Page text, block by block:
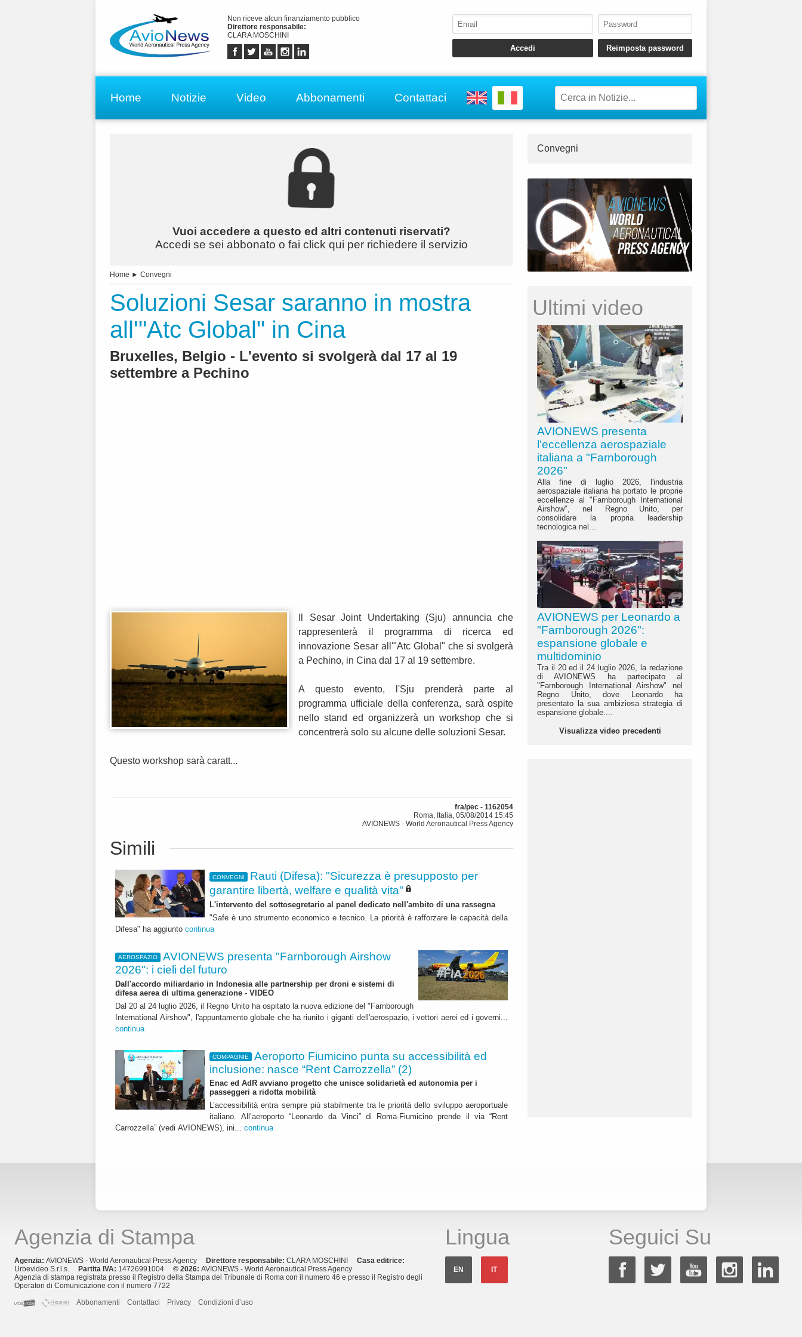
Non riceve alcun finanziamento pubblico
Direttore responsabile:
CLARA MOSCHINI
Home Notizie Video Abbonamenti Contattaci
Vuoi accedere a questo ed altri contenuti riservati?
Accedi se sei abbonato o fai click qui per richiedere il servizio
Home ► Convegni
Soluzioni Sesar saranno in mostra
all'"Atc Global" in Cina
Bruxelles, Belgio - L'evento si svolgerà dal 17 al 19
settembre a Pechino
Il Sesar Joint Undertaking (Sju) annuncia che
rappresenterà il programma di ricerca ed
innovazione Sesar all'"Atc Global" che si svolgerà
a Pechino, in Cina dal 17 al 19 settembre.
A questo evento, l'Sju prenderà parte al
programma ufficiale della conferenza, sarà ospite
nello stand ed organizzerà un workshop che si
concentrerà solo su alcune delle soluzioni Sesar.
Questo workshop sarà caratt...
fra/pec - 1162054
Roma, Italia, 05/08/2014 15:45
AVIONEWS - World Aeronautical Press Agency
Simili
CONVEGNI
Rauti (Difesa): "Sicurezza è presupposto per
garantire libertà, welfare e qualità vita"
L'intervento del sottosegretario al panel dedicato nell'ambito di una rassegna
"Safe è uno strumento economico e tecnico. La priorità è rafforzare le capacità della
Difesa" ha aggiunto continua
AEROSPAZIO
AVIONEWS presenta "Farnborough Airshow
2026": i cieli del futuro
Dall'accordo miliardario in Indonesia alle partnership per droni e sistemi di
difesa aerea di ultima generazione - VIDEO
Dal 20 al 24 luglio 2026, il Regno Unito ha ospitato la nuova edizione del "Farnborough
International Airshow", l'appuntamento globale che ha riunito i giganti dell'aerospazio, i vettori aerei ed i governi...
continua
COMPAGNIE
Aeroporto Fiumicino punta su accessibilità ed
inclusione: nasce “Rent Carrozzella” (2)
Enac ed AdR avviano progetto che unisce solidarietà ed autonomia per i
passeggeri a ridotta mobilità
L’accessibilità entra sempre più stabilmente tra le priorità dello sviluppo aeroportuale
italiano. All’aeroporto “Leonardo da Vinci” di Roma-Fiumicino prende il via “Rent
Carrozzella” (vedi AVIONEWS), ini... continua
Convegni
Ultimi video
AVIONEWS presenta
l'eccellenza aerospaziale
italiana a "Farnborough
2026"
Alla fine di luglio 2026, l'industria
aerospaziale italiana ha portato le proprie
eccellenze al "Farnborough International
Airshow", nel Regno Unito, per
consolidare la propria leadership
tecnologica nel...
AVIONEWS per Leonardo a
"Farnborough 2026":
espansione globale e
multidominio
Tra il 20 ed il 24 luglio 2026, la redazione
di AVIONEWS ha partecipato al
"Farnborough International Airshow" nel
Regno Unito, dove Leonardo ha
presentato la sua ambiziosa strategia di
espansione globale....
Visualizza video precedenti
Agenzia di Stampa
Agenzia: AVIONEWS - World Aeronautical Press Agency Direttore responsabile: CLARA MOSCHINI Casa editrice:
Urbevideo S.r.l.s.
Partita IVA: 14726991004 © 2026: AVIONEWS - World Aeronautical Press Agency
Agenzia di stampa registrata presso il Registro della Stampa del Tribunale di Roma con il numero 46 e presso il Registro degli
Operatori di Comunicazione con il numero 7722
Abbonamenti
Contattaci Privacy Condizioni d’uso
Lingua
EN IT
Seguici Su